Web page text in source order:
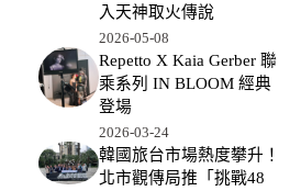
入天神取火傳說
2026-05-08
Repetto X Kaia Gerber 聯
乘系列 IN BLOOM 經典
登場
2026-03-24
韓國旅台市場熱度攀升！
北市觀傳局推「挑戰48